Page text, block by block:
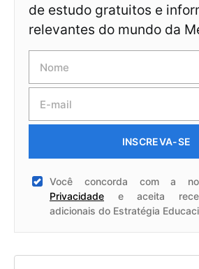
de estudo gratuitos e
relevantes do mundo da
INSCREVA-SE
Você concorda com a
Privacidade e aceita
adicionais do Estratégia